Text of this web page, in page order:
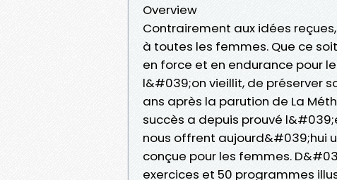
Overview
Contrairement aux idées
à toutes les femmes. Que ce
en force et en endurance pour
l&#039;on vieillit, de préserver
ans après la parution de La
succès a depuis prouvé
nous offrent aujourd&#039;hui
conçue pour les femmes.
exercices et 50 programmes